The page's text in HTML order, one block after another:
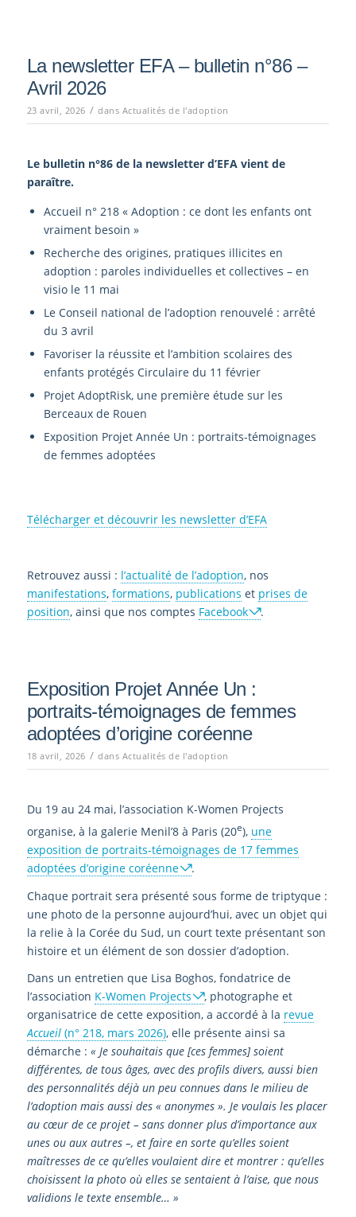
La newsletter EFA – bulletin n°86 –
Avril 2026
23 avril, 2026 / dans Actualités de l'adoption
Le bulletin n°86 de la newsletter d’EFA vient de
paraître.
Accueil n° 218 « Adoption : ce dont les enfants ont
vraiment besoin »
Recherche des origines, pratiques illicites en
adoption : paroles individuelles et collectives – en
visio le 11 mai
Le Conseil national de l’adoption renouvelé : arrêté
du 3 avril
Favoriser la réussite et l’ambition scolaires des
enfants protégés Circulaire du 11 février
Projet AdoptRisk, une première étude sur les
Berceaux de Rouen
Exposition Projet Année Un : portraits-témoignages
de femmes adoptées
Télécharger et découvrir les newsletter d’EFA
Retrouvez aussi : l’actualité de l’adoption, nos
manifestations, formations, publications et prises de
position, ainsi que nos comptes Facebook .
Exposition Projet Année Un :
portraits-témoignages de femmes
adoptées d’origine coréenne
18 avril, 2026 / dans Actualités de l'adoption
Du 19 au 24 mai, l’association K-Women Projects
organise, à la galerie Menil’8 à Paris (20e), une
exposition de portraits-témoignages de 17 femmes
adoptées d’origine coréenne
.
Chaque portrait sera présenté sous forme de triptyque :
une photo de la personne aujourd’hui, avec un objet qui
la relie à la Corée du Sud, un court texte présentant son
histoire et un élément de son dossier d’adoption.
Dans un entretien que Lisa Boghos, fondatrice de
l’association K-Women Projects
, photographe et
organisatrice de cette exposition, a accordé à la revue
Accueil(n° 218, mars 2026), elle présente ainsi sa
démarche : « Je souhaitais que [ces femmes] soient
différentes, de tous âges, avec des profils divers, aussi bien
des personnalités déjà un peu connues dans le milieu de
l’adoption mais aussi des « anonymes ». Je voulais les placer
au cœur de ce projet – sans donner plus d’importance aux
unes ou aux autres –, et faire en sorte qu’elles soient
maîtresses de ce qu’elles voulaient dire et montrer : qu’elles
choisissent la photo où elles se sentaient à l’aise, que nous
validions le texte ensemble… »